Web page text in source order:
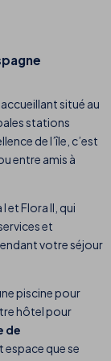
situé au
stations
de l’île, c’est
entre amis à
et Flora II, qui
et
votre séjour
piscine pour
hôtel pour
de
espace que se